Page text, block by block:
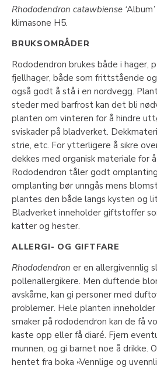
Rhododendron catawbiense ‘Album’
klimasone H5.
BRUKSOMRÅDER
Rododendron brukes både i hager,
fjellhager, både som frittstående
også godt å stå i en nordvegg.
steder med barfrost kan det bli
planten om vinteren for å hindre
sviskader på bladverket.
strie, etc. For ytterligere å sikre
dekkes med organisk materiale for
Rododendron tåler godt
omplanting bør unngås mens
plantes den både langs kysten og
Bladverket inneholder giftstoffer
katter og hester.
ALLERGI- OG GIFTFARE
Rhododendron er en allergivennlig
pollenallergikere. Men duftende
avskårne, kan gi personer med
problemer. Hele planten
smaker på rododendron kan de få
kaste opp eller få diaré. Fjern
munnen, og gi barnet noe å drikke.
hentet fra boka «Vennlige og